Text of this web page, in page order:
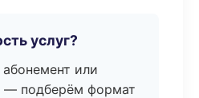
услуг?
или
— подберём формат